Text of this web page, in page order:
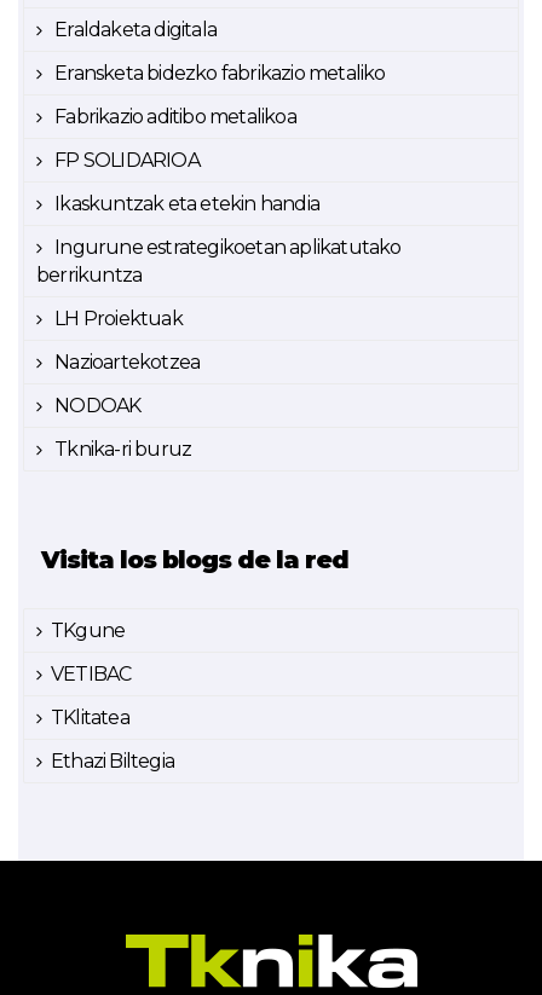
Eraldaketa digitala
Eransketa bidezko fabrikazio metaliko
Fabrikazio aditibo metalikoa
FP SOLIDARIOA
Ikaskuntzak eta etekin handia
Ingurune estrategikoetan aplikatutako
berrikuntza
LH Proiektuak
Nazioartekotzea
NODOAK
Tknika-ri buruz
Visita los blogs de la red
TKgune
VETIBAC
TKlitatea
Ethazi Biltegia